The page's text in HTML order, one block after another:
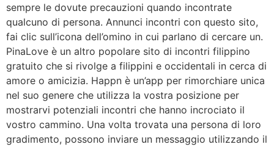
sempre le dovute precauzioni quando incontrate
qualcuno di persona. Annunci incontri con questo sito,
fai clic sull’icona dell’omino in cui parlano di cercare un.
PinaLove è un altro popolare sito di incontri filippino
gratuito che si rivolge a filippini e occidentali in cerca di
amore o amicizia. Happn è un’app per rimorchiare unica
nel suo genere che utilizza la vostra posizione per
mostrarvi potenziali incontri che hanno incrociato il
vostro cammino. Una volta trovata una persona di loro
gradimento, possono inviare un messaggio utilizzando il